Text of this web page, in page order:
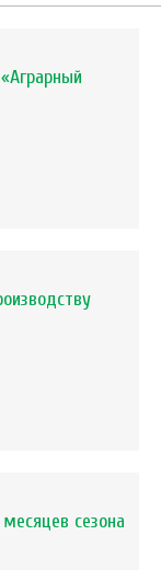
сезона